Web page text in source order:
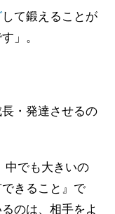
して鍛えることが
」。
・発達させるの
中でも大きいの
きること』で
のは、相手をよ